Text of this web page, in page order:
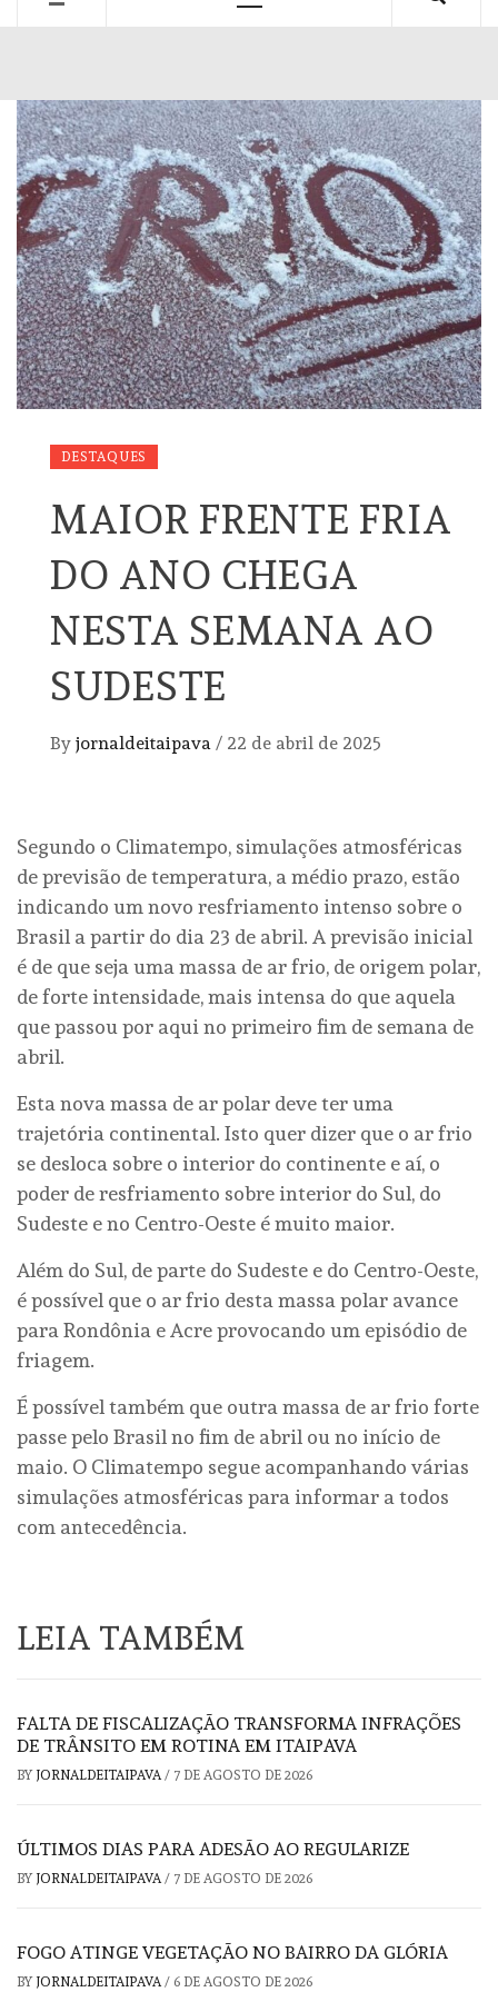
DESTAQUES
MAIOR FRENTE FRIA
DO ANO CHEGA
NESTA SEMANA AO
SUDESTE
By jornaldeitaipava / 22 de abril de 2025
Segundo o Climatempo, simulações atmosféricas
de previsão de temperatura, a médio prazo, estão
indicando um novo resfriamento intenso sobre o
Brasil a partir do dia 23 de abril. A previsão inicial
é de que seja uma massa de ar frio, de origem polar,
de forte intensidade, mais intensa do que aquela
que passou por aqui no primeiro fim de semana de
abril.
Esta nova massa de ar polar deve ter uma
trajetória continental. Isto quer dizer que o ar frio
se desloca sobre o interior do continente e aí, o
poder de resfriamento sobre interior do Sul, do
Sudeste e no Centro-Oeste é muito maior.
Além do Sul, de parte do Sudeste e do Centro-Oeste,
é possível que o ar frio desta massa polar avance
para Rondônia e Acre provocando um episódio de
friagem.
É possível também que outra massa de ar frio forte
passe pelo Brasil no fim de abril ou no início de
maio. O Climatempo segue acompanhando várias
simulações atmosféricas para informar a todos
com antecedência.
LEIA TAMBÉM
FALTA DE FISCALIZAÇÃO TRANSFORMA INFRAÇÕES
DE TRÂNSITO EM ROTINA EM ITAIPAVA
BY JORNALDEITAIPAVA/ 7 DE AGOSTO DE 2026
ÚLTIMOS DIAS PARA ADESÃO AO REGULARIZE
BY JORNALDEITAIPAVA/ 7 DE AGOSTO DE 2026
FOGO ATINGE VEGETAÇÃO NO BAIRRO DA GLÓRIA
BY JORNALDEITAIPAVA/ 6 DE AGOSTO DE 2026